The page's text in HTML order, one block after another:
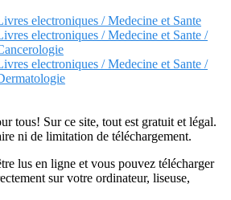
electroniques / Medecine et Sante
electroniques / Medecine et Sante /
electroniques / Medecine et Sante /
tous! Sur ce site, tout est gratuit et légal.
ni de limitation de téléchargement.
lus en ligne et vous pouvez télécharger
sur votre ordinateur, liseuse,